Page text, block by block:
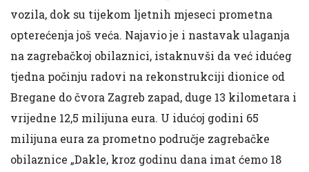
vozila, dok su tijekom ljetnih mjeseci prometna
opterećenja još veća. Najavio je i nastavak ulaganja
na zagrebačkoj obilaznici, istaknuvši da već idućeg
tjedna počinju radovi na rekonstrukciji dionice od
Bregane do čvora Zagreb zapad, duge 13 kilometara i
vrijedne 12,5 milijuna eura. U idućoj godini 65
milijuna eura za prometno područje zagrebačke
obilaznice „Dakle, kroz godinu dana imat ćemo 18